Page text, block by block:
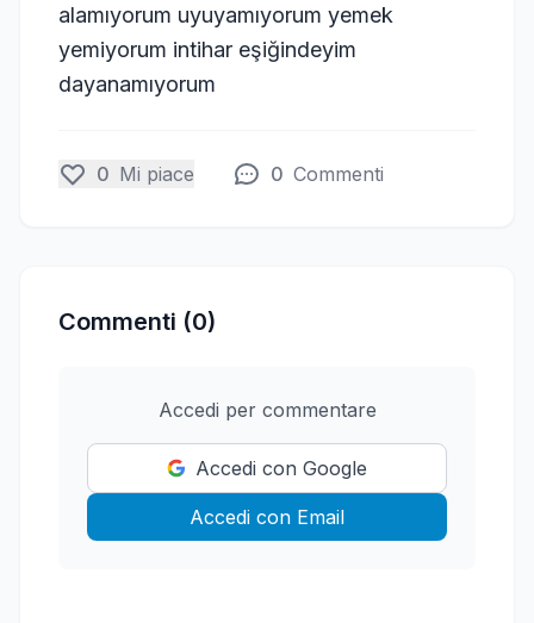
alamıyorum uyuyamıyorum yemek
yemiyorum intihar eşiğindeyim
dayanamıyorum
0 Mi piace 0 Commenti
Commenti (0)
Accedi per commentare
Accedi con Google
Accedi con Email